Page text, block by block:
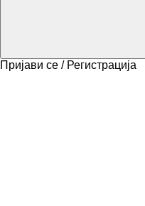
Пријави се / Регистрација